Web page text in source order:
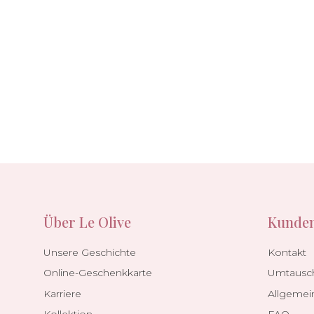
Über Le Olive
Unsere Geschichte
Online-Geschenkkarte
Karriere
Kontakt